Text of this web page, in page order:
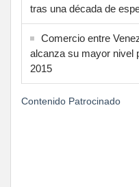
tras una década de
Comercio entre
alcanza su mayor nivel
2015
Contenido Patrocinado